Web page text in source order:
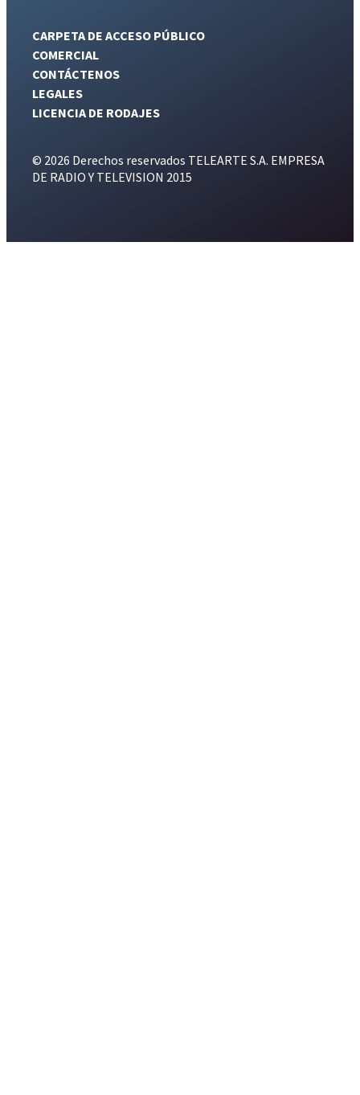
CARPETA DE ACCESO PÚBLICO
COMERCIAL
CONTÁCTENOS
LEGALES
LICENCIA DE RODAJES
© 2026 Derechos reservados TELEARTE S.A. EMPRESA
DE RADIO Y TELEVISION 2015